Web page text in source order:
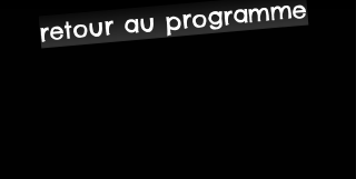
retour au programme